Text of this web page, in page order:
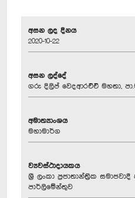
අසන ලද දිනය
2020-10-22
අසන ලද්දේ
ගරු දිලිප් වෙදආරච්චි මහතා,
අමාත්‍යාංශය
මහාමාර්ග
ව්‍යවස්ථාදායකය
ශ්‍රී ලංකා ප්‍රජාතාන්ත්‍රික
පාර්ලිමේන්තුව